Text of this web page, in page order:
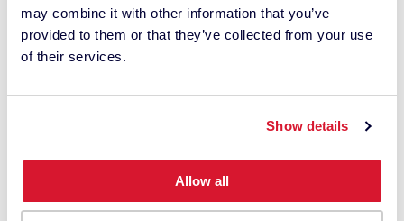
may combine it with other information that you’ve
provided to them or that they’ve collected from your use
of their services.
Show details
Allow all